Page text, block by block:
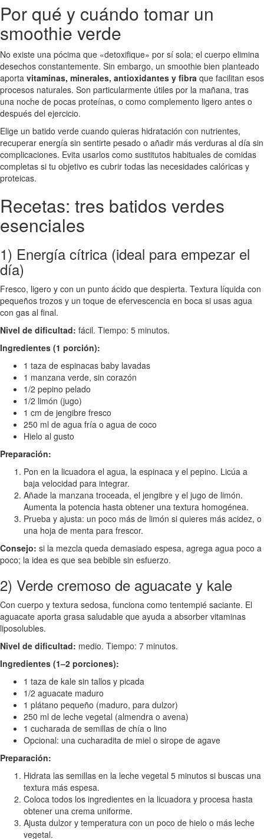
Por qué y cuándo tomar un
smoothie verde
No existe una pócima que «detoxifique» por sí sola; el cuerpo elimina
desechos constantemente. Sin embargo, un smoothie bien planteado
aporta vitaminas, minerales, antioxidantes y fibra que facilitan esos
procesos naturales. Son particularmente útiles por la mañana, tras
una noche de pocas proteínas, o como complemento ligero antes o
después del ejercicio.
Elige un batido verde cuando quieras hidratación con nutrientes,
recuperar energía sin sentirte pesado o añadir más verduras al día sin
complicaciones. Evita usarlos como sustitutos habituales de comidas
completas si tu objetivo es cubrir todas las necesidades calóricas y
proteicas.
Recetas: tres batidos verdes
esenciales
1) Energía cítrica (ideal para empezar el
día)
Fresco, ligero y con un punto ácido que despierta. Textura líquida con
pequeños trozos y un toque de efervescencia en boca si usas agua
con gas al final.
Nivel de dificultad: fácil. Tiempo: 5 minutos.
Ingredientes (1 porción):
1 taza de espinacas baby lavadas
1 manzana verde, sin corazón
1/2 pepino pelado
1/2 limón (jugo)
1 cm de jengibre fresco
250 ml de agua fría o agua de coco
Hielo al gusto
Preparación:
Pon en la licuadora el agua, la espinaca y el pepino. Licúa a
baja velocidad para integrar.
Añade la manzana troceada, el jengibre y el jugo de limón.
Aumenta la potencia hasta obtener una textura homogénea.
Prueba y ajusta: un poco más de limón si quieres más acidez, o
una hoja de menta para frescor.
Consejo: si la mezcla queda demasiado espesa, agrega agua poco a
poco; la idea es que sea bebible sin esfuerzo.
2) Verde cremoso de aguacate y kale
Con cuerpo y textura sedosa, funciona como tentempié saciante. El
aguacate aporta grasa saludable que ayuda a absorber vitaminas
liposolubles.
Nivel de dificultad: medio. Tiempo: 7 minutos.
Ingredientes (1–2 porciones):
1 taza de kale sin tallos y picada
1/2 aguacate maduro
1 plátano pequeño (maduro, para dulzor)
250 ml de leche vegetal (almendra o avena)
1 cucharada de semillas de chía o lino
Opcional: una cucharadita de miel o sirope de agave
Preparación:
Hidrata las semillas en la leche vegetal 5 minutos si buscas una
textura más espesa.
Coloca todos los ingredientes en la licuadora y procesa hasta
obtener una crema uniforme.
Ajusta dulzor y temperatura con un poco de hielo o más leche
vegetal.